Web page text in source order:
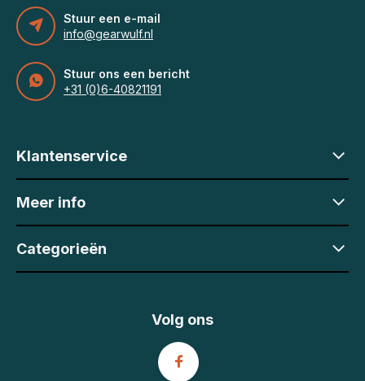
Stuur een e-mail
info@gearwulf.nl
Stuur ons een bericht
+31 (0)6-40821191
Klantenservice
Meer info
Categorieën
Volg ons